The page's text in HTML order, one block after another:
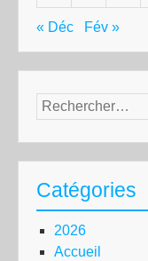
« Déc Fév »
Rechercher :
Catégories
2026
Accueil